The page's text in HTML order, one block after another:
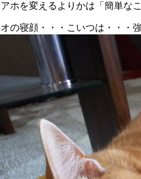
ホを変えるよりかは「簡単な
の寝顔・・・こいつは・・・